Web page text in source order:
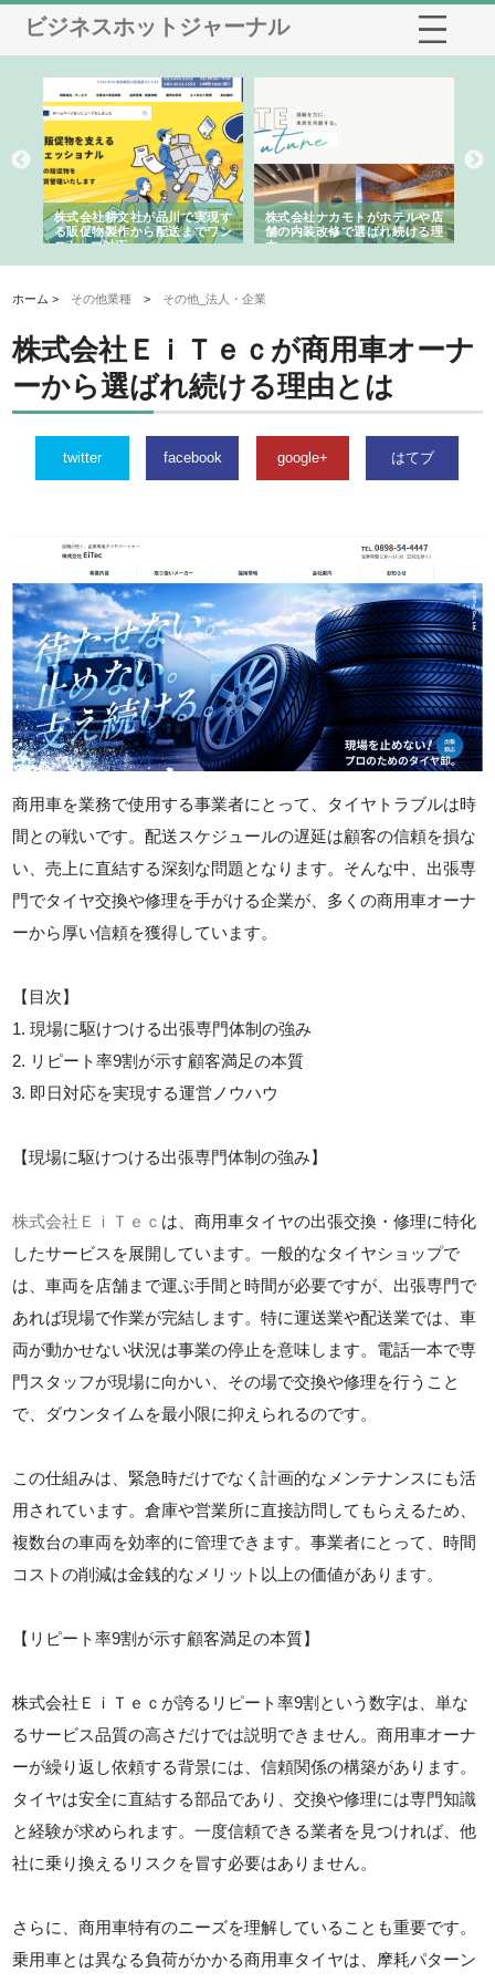
ビジネスホットジャーナル
株式会社耕文社が品川で実現す
る販促物製作から配送までワン
ストップ対応
株式会社ナカモトがホテルや店
舗の内装改修で選ばれ続ける理
由
ホーム > その他業種 > その他_法人・企業
株式会社ＥｉＴｅｃが商用車オーナ
ーから選ばれ続ける理由とは
twitter facebook google+ はてブ
商用車を業務で使用する事業者にとって、タイヤトラブルは時
間との戦いです。配送スケジュールの遅延は顧客の信頼を損な
い、売上に直結する深刻な問題となります。そんな中、出張専
門でタイヤ交換や修理を手がける企業が、多くの商用車オーナ
ーから厚い信頼を獲得しています。
【目次】
1. 現場に駆けつける出張専門体制の強み
2. リピート率9割が示す顧客満足の本質
3. 即日対応を実現する運営ノウハウ
【現場に駆けつける出張専門体制の強み】
株式会社ＥｉＴｅｃ は、商用車タイヤの出張交換・修理に特化
したサービスを展開しています。一般的なタイヤショップで
は、車両を店舗まで運ぶ手間と時間が必要ですが、出張専門で
あれば現場で作業が完結します。特に運送業や配送業では、車
両が動かせない状況は事業の停止を意味します。電話一本で専
門スタッフが現場に向かい、その場で交換や修理を行うこと
で、ダウンタイムを最小限に抑えられるのです。
この仕組みは、緊急時だけでなく計画的なメンテナンスにも活
用されています。倉庫や営業所に直接訪問してもらえるため、
複数台の車両を効率的に管理できます。事業者にとって、時間
コストの削減は金銭的なメリット以上の価値があります。
【リピート率9割が示す顧客満足の本質】
株式会社ＥｉＴｅｃが誇るリピート率9割という数字は、単な
るサービス品質の高さだけでは説明できません。商用車オーナ
ーが繰り返し依頼する背景には、信頼関係の構築があります。
タイヤは安全に直結する部品であり、交換や修理には専門知識
と経験が求められます。一度信頼できる業者を見つければ、他
社に乗り換えるリスクを冒す必要はありません。
さらに、商用車特有のニーズを理解していることも重要です。
乗用車とは異なる負荷がかかる商用車タイヤは、摩耗パターン